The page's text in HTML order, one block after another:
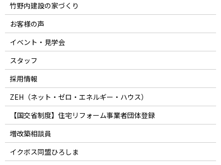
竹野内建設の家づくり
お客様の声
イベント・見学会
スタッフ
採用情報
ZEH（ネット・ゼロ・エネルギー・ハウス）
【国交省制度】住宅リフォーム事業者団体登録
増改築相談員
イクボス同盟ひろしま